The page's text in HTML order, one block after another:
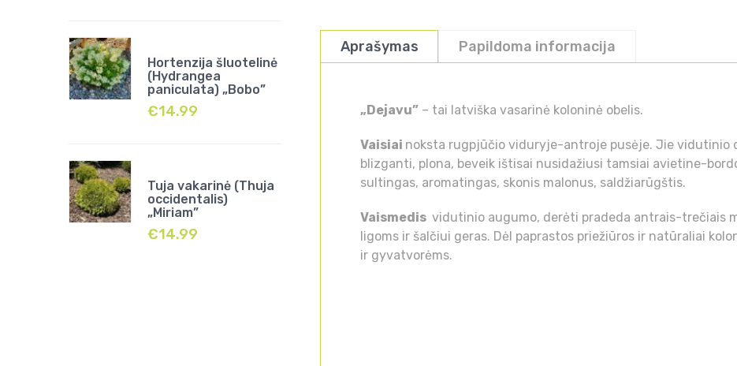
Hortenzija šluotelinė
(Hydrangea
paniculata) „Bobo”
€14.99
Tuja vakarinė (Thuja
occidentalis)
„Miriam”
€14.99
Aprašymas Papildoma informacija
„Dejavu” – tai latviška vasarinė koloninė obelis.
Vaisiai noksta rugpjūčio viduryje-antroje pusėje. Jie vidutinio
blizganti, plona, beveik ištisai nusidažiusi tamsiai avietine-
sultingas, aromatingas, skonis malonus, saldžiarūgštis.
Vaismedis vidutinio augumo, derėti pradeda antrais-trečiais
ligoms ir šalčiui geras. Dėl paprastos priežiūros ir natūraliai
ir gyvatvorėms.